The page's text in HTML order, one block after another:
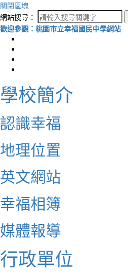
關閉區塊
網站搜尋：
歡迎參觀：桃園市立幸福國民中學網站
學校簡介
認識幸福
地理位置
英文網站
幸福相簿
媒體報導
行政單位